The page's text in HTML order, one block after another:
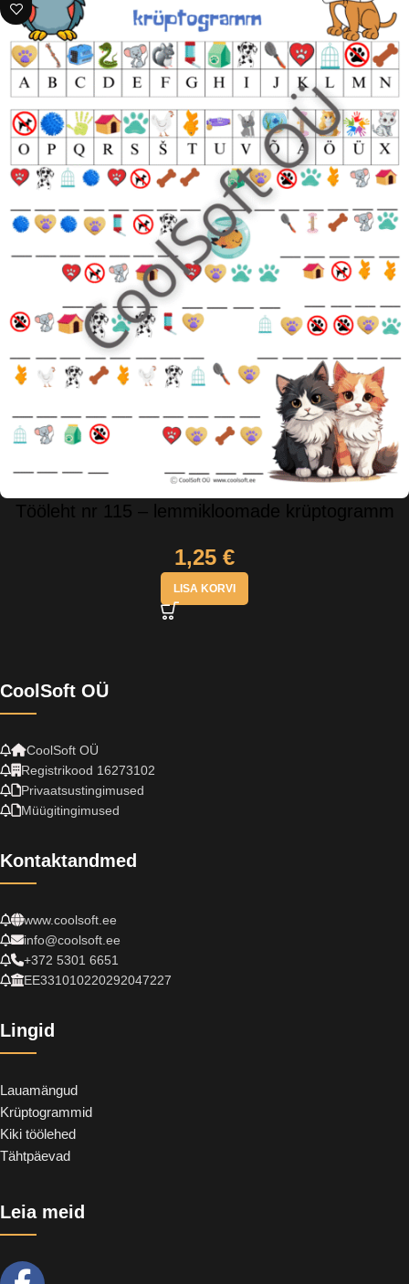
Tööleht nr 115 – lemmikloomade krüptogramm
1,25 €
LISA KORVI
CoolSoft OÜ
CoolSoft OÜ
Registrikood 16273102
Privaatsustingimused
Müügitingimused
Kontaktandmed
www.coolsoft.ee
info@coolsoft.ee
+372 5301 6651
EE331010220292047227
Lingid
Lauamängud
Krüptogrammid
Kiki töölehed
Tähtpäevad
Leia meid